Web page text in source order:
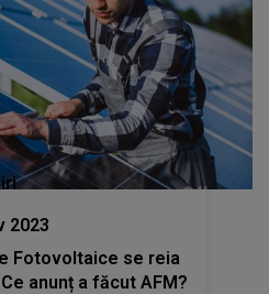
2023
Fotovoltaice se reia
anunț a făcut AFM?